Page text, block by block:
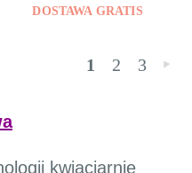
DOSTAWA GRATIS
1 2 3 »
kwiaciarnie